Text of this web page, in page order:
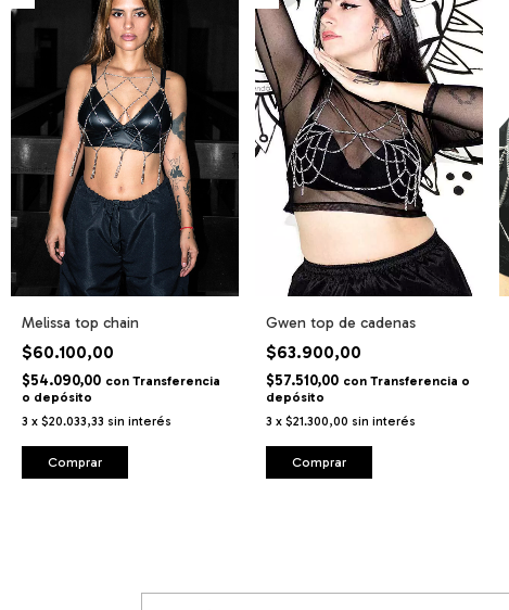
Melissa top chain
$60.100,00
$54.090,00 con Transferencia
o depósito
3 x $20.033,33 sin interés
Comprar
Gwen top de cadenas
$63.900,00
$57.510,00 con Transferencia o
depósito
3 x $21.300,00 sin interés
Comprar